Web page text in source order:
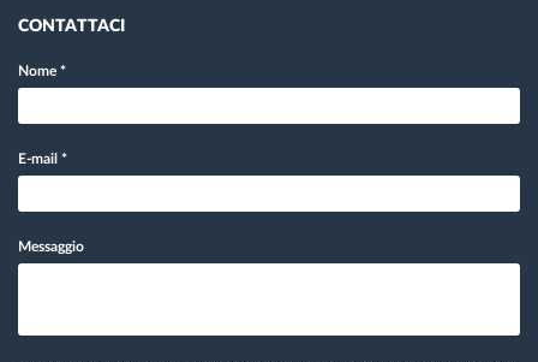
CONTATTACI
Nome *
E-mail *
Messaggio